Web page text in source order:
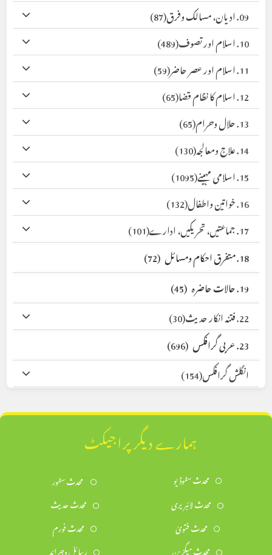
09. ادیان، مسالک وفرق
(87)
10. اسلام اور تصوف
(489)
11. اسلام اور عصر حاضر
(59)
12. اسلام کا نظام قضا
(65)
13. حلال وحرام
(65)
14. علاج ومعالجہ
(130)
15. اسلامی مہینے
(1095)
16. خواتین واطفال
(132)
17. جماعتیں، تحریکیں، ادارے
(101)
18. متفرق احکام ومسائل
(72)
19. حالات حاضرہ
(45)
22. فتنہ انکار حدیث
(30)
23. عربی گرافکس
(696)
انگلش گرافکس(154)
ہمارے دیگر پراجیکٹ
محدث سٹوڈیو
محدث سٹور
محدث لائبریری
محدث حدیث
محدث فتویٰ
محدث فورم
محدث میگزین
رسائل وجرائد